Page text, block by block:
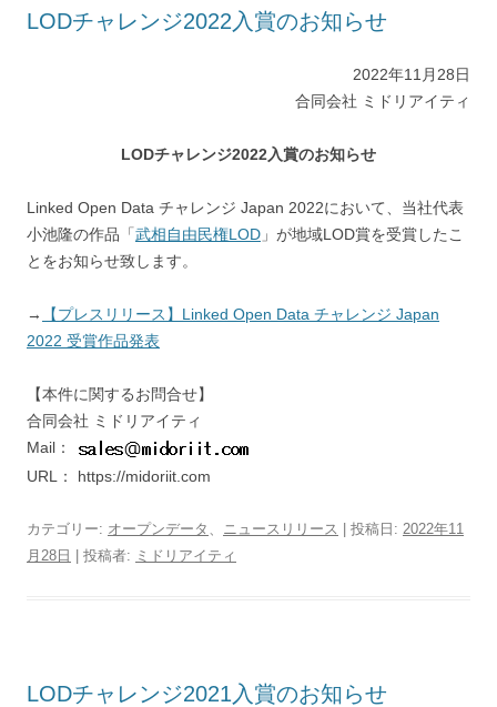
LODチャレンジ2022入賞のお知らせ
2022年11月28日
合同会社 ミドリアイティ
LODチャレンジ2022入賞のお知らせ
Linked Open Data チャレンジ Japan 2022において、当社代表
小池隆の作品「武相自由民権LOD 」が地域LOD賞を受賞したこ
とをお知らせ致します。
→
【プレスリリース】Linked Open Data チャレンジ Japan
2022 受賞作品発表
【本件に関するお問合せ】
合同会社 ミドリアイティ
Mail：
URL： https://midoriit.com
カテゴリー: オープンデータ ニュースリリース | 投稿日: 2022年11
月28日 | 投稿者: ミドリアイティ
LODチャレンジ2021入賞のお知らせ